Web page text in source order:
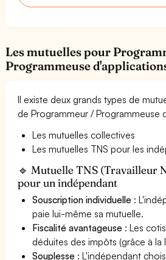
Les mutuelles pour
Programmeuse
Il existe deux grands types de
de Programmeur / Programmeuse
Les mutuelles collectives
Les mutuelles TNS pour les
🔹 Mutuelle TNS (Travailleur
pour un indépendant
Souscription individuelle :
paie lui-même sa mutuelle.
Fiscalité avantageuse : Les
déduites des impôts (grâce à la
Souplesse : L'indépendant